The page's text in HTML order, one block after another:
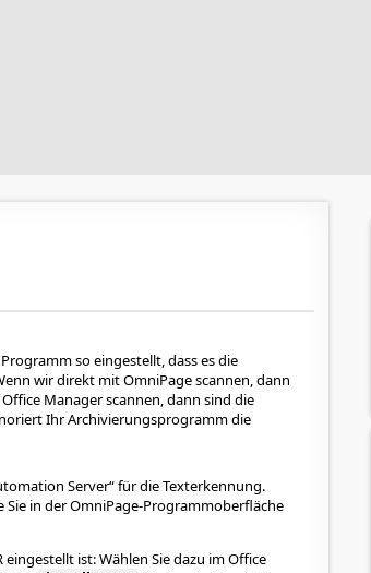
so eingestellt, dass es die
wir direkt mit OmniPage scannen, dann
Manager scannen, dann sind die
Ihr Archivierungsprogramm die
Server“ für die Texterkennung.
in der OmniPage-Programmoberfläche
eingestellt ist: Wählen Sie dazu im Office